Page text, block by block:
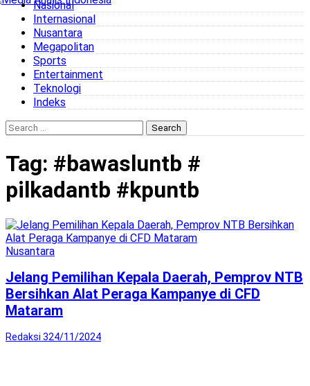
content
Nasional
Internasional
Nusantara
Megapolitan
Sports
Entertainment
Teknologi
Indeks
Search
for:
Tag: #bawasluntb #
pilkadantb #kpuntb
Nusantara
Jelang Pemilihan Kepala Daerah, Pemprov NTB
Bersihkan Alat Peraga Kampanye di CFD
Mataram
Redaksi 324/11/2024